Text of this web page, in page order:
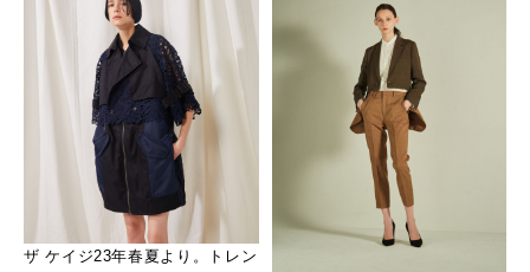
ザ ケイジ23年春夏より。トレン